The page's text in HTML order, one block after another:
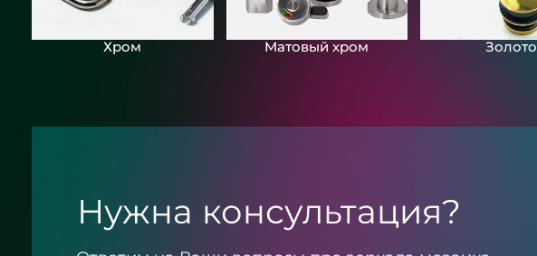
Хром Матовый хром Золото
Нужна консультация?